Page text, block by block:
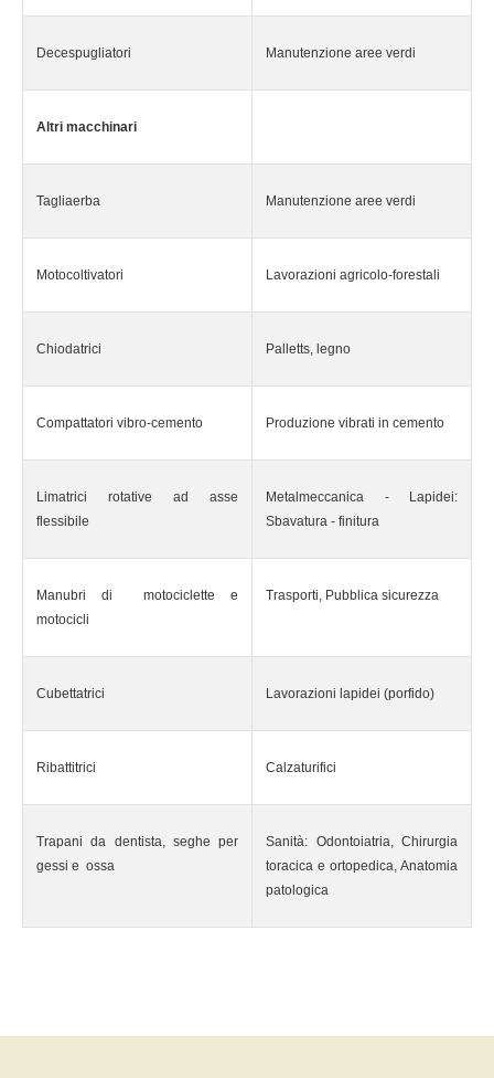
Decespugliatori Manutenzione aree verdi
Altri macchinari
Tagliaerba Manutenzione aree verdi
Motocoltivatori Lavorazioni agricolo-forestali
Chiodatrici Palletts, legno
Compattatori vibro-cemento Produzione vibrati in cemento
Limatrici rotative ad asse
flessibile
Metalmeccanica - Lapidei:
Sbavatura - finitura
Manubri di motociclette e
motocicli
Trasporti, Pubblica sicurezza
Cubettatrici Lavorazioni lapidei (porfido)
Ribattitrici Calzaturifici
Trapani da dentista, seghe per
gessi e ossa
Sanità: Odontoiatria, Chirurgia
toracica e ortopedica, Anatomia
patologica